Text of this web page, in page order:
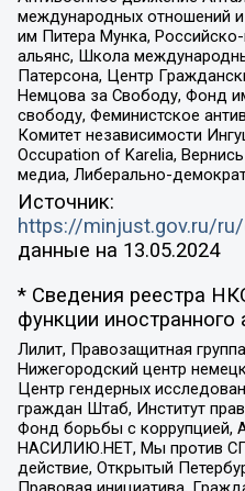
международных отношений и
им Питера Мунка,
альянс, Школа
Патерсона, Центр
Немцова за Свободу, Фонд
свободу, Феминистское
Комитет независимости
Occupation of Karelia,
медиа, Либерально-
Источник:
https://minjust.gov.ru/
данные на 13.05.2024
* Сведения реестра
функции иностранного
Лилит, Правозащитная
Нижегородский центр
Центр гендерных
граждан Штаб, Институт
Фонд борьбы с коррупцией,
НАСИЛИЮ.НЕТ, Мы против
действие, Открытый